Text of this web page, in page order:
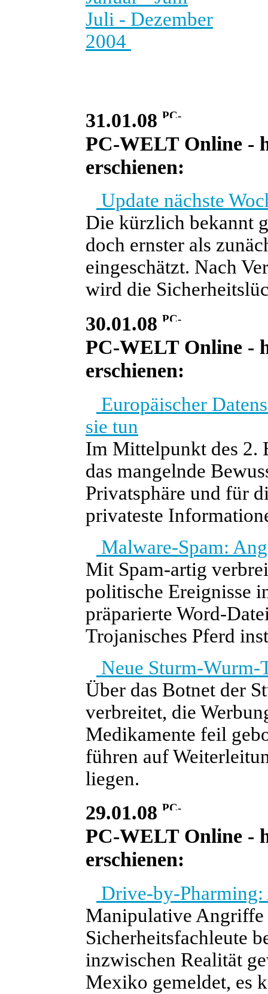
Juli - Dezember
2004
31.01.08
PC-WELT Online -
erschienen:
Update nächste
Die kürzlich bekannt
doch ernster als
eingeschätzt. Nach
wird die
30.01.08
PC-WELT Online -
erschienen:
Europäischer
sie tun
Im Mittelpunkt des 2.
das mangelnde
Privatsphäre und für
privateste
Malware-Spam:
Mit Spam-artig
politische Ereignisse
präparierte Word-
Trojanisches Pferd
Neue Sturm-Wurm-
Über das Botnet der
verbreitet, die
Medikamente feil
führen auf
liegen.
29.01.08
PC-WELT Online -
erschienen:
Drive-by-
Manipulative Angriffe
Sicherheitsfachleute
inzwischen Realität
Mexiko gemeldet, es